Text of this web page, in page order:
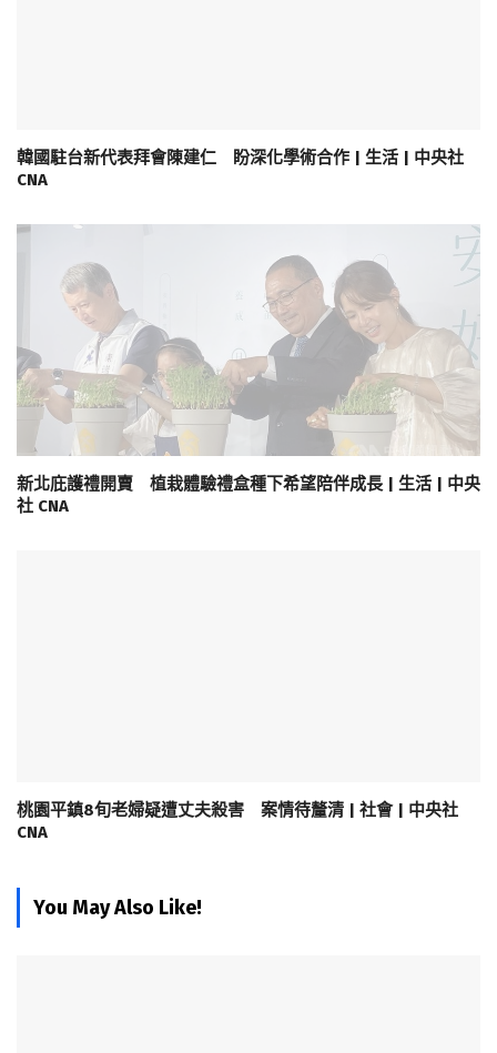
韓國駐台新代表拜會陳建仁 盼深化學術合作 | 生活 | 中央社
CNA
新北庇護禮開賣 植栽體驗禮盒種下希望陪伴成長 | 生活 | 中央
社 CNA
桃園平鎮8旬老婦疑遭丈夫殺害 案情待釐清 | 社會 | 中央社
CNA
You May Also Like!